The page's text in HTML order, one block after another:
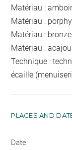
Matériau :
Matériau :
Matériau :
Matériau : acajou
Technique :
écaille
PLACES AND
Date